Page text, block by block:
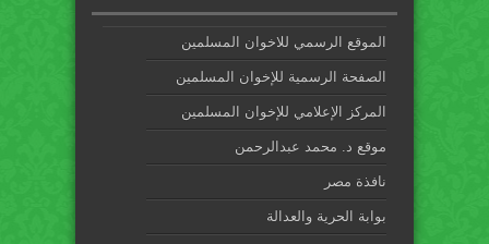
الموقع الرسمي للاخوان المسلمين
الصفحة الرسمية للإخوان المسلمين
المركز الإعلامي للإخوان المسلمين
موقع د. محمد عبدالرحمن
نافذة مصر
بوابة الحرية والعدالة